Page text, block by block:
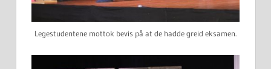
Legestudentene mottok bevis på at de hadde greid eksamen.